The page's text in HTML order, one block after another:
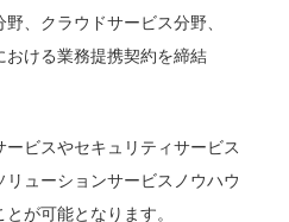
ンズ
、クラウドサービス分野、
ける業務提携契約を締結
ビスやセキュリティサービス
ューションサービスノウハウ
が可能となります。